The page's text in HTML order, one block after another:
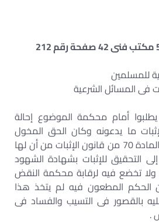
للمسلمين
فى المسائل الشرعية
أمام محكمة الموضوع إحالة
ما يدعونه وكان الحق المخول
لمحكمة الموضوع فى المادة 70 من قانون الإثبات من أن لها
التحقيق للإثبات بشهادة الشهود
تخضع فيه لرقابة محكمة النقض
الحكم المطعون فيه لم يتخذ هذا
بالقصور فى التسيب والفساد فى
.